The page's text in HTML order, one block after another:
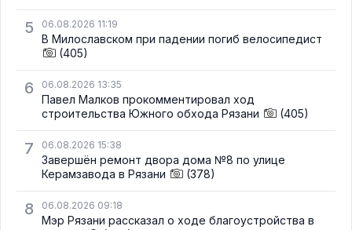
5 06.08.2026 11:19
В Милославском при падении погиб велосипедист
(405)
6 06.08.2026 13:35
Павел Малков прокомментировал ход
строительства Южного обхода Рязани
(405)
7 06.08.2026 15:38
Завершён ремонт двора дома №8 по улице
Керамзавода в Рязани
(378)
8 06.08.2026 09:18
Мэр Рязани рассказал о ходе благоустройства в